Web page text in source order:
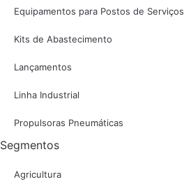
Equipamentos para Postos de Serviços
Kits de Abastecimento
Lançamentos
Linha Industrial
Propulsoras Pneumáticas
Segmentos
Agricultura